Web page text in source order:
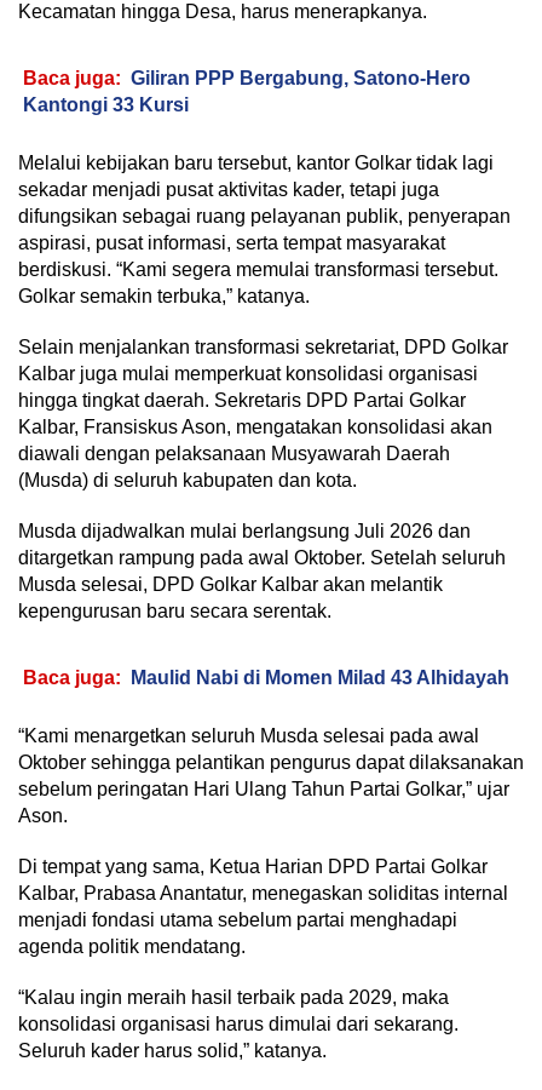
Kecamatan hingga Desa, harus menerapkanya.
Baca juga: Giliran PPP Bergabung, Satono-Hero
Kantongi 33 Kursi
Melalui kebijakan baru tersebut, kantor Golkar tidak lagi
sekadar menjadi pusat aktivitas kader, tetapi juga
difungsikan sebagai ruang pelayanan publik, penyerapan
aspirasi, pusat informasi, serta tempat masyarakat
berdiskusi. “Kami segera memulai transformasi tersebut.
Golkar semakin terbuka,” katanya.
Selain menjalankan transformasi sekretariat, DPD Golkar
Kalbar juga mulai memperkuat konsolidasi organisasi
hingga tingkat daerah. Sekretaris DPD Partai Golkar
Kalbar, Fransiskus Ason, mengatakan konsolidasi akan
diawali dengan pelaksanaan Musyawarah Daerah
(Musda) di seluruh kabupaten dan kota.
Musda dijadwalkan mulai berlangsung Juli 2026 dan
ditargetkan rampung pada awal Oktober. Setelah seluruh
Musda selesai, DPD Golkar Kalbar akan melantik
kepengurusan baru secara serentak.
Baca juga: Maulid Nabi di Momen Milad 43 Alhidayah
“Kami menargetkan seluruh Musda selesai pada awal
Oktober sehingga pelantikan pengurus dapat dilaksanakan
sebelum peringatan Hari Ulang Tahun Partai Golkar,” ujar
Ason.
Di tempat yang sama, Ketua Harian DPD Partai Golkar
Kalbar, Prabasa Anantatur, menegaskan soliditas internal
menjadi fondasi utama sebelum partai menghadapi
agenda politik mendatang.
“Kalau ingin meraih hasil terbaik pada 2029, maka
konsolidasi organisasi harus dimulai dari sekarang.
Seluruh kader harus solid,” katanya.